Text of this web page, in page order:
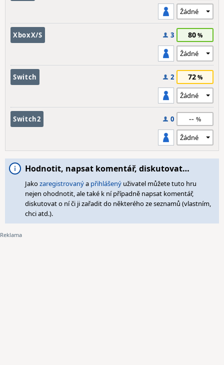
XboxX/S 3 80
Switch 2 72
Switch2 0 --
Hodnotit, napsat komentář, diskutovat…
Jakozaregistrovanýa přihlášený uživatel můžete tuto hru
nejen ohodnotit, ale také k ní případně napsat komentář,
diskutovat o ní či ji zařadit do některého ze seznamů (vlastním,
chci atd.).